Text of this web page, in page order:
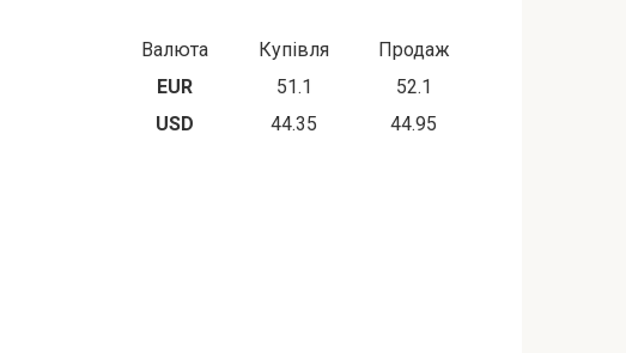
Валюта Купівля
Продаж
EUR
51.1
52.1
USD
44.35 44.95